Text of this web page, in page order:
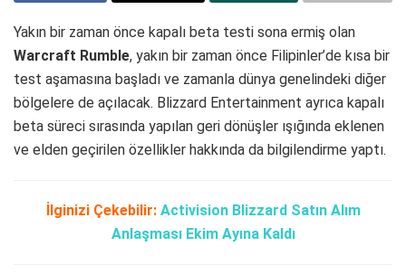
Yakın bir zaman önce kapalı beta testi sona ermiş olan
Warcraft Rumble, yakın bir zaman önce Filipinler’de kısa bir
test aşamasına başladı ve zamanla dünya genelindeki diğer
bölgelere de açılacak. Blizzard Entertainment ayrıca kapalı
beta süreci sırasında yapılan geri dönüşler ışığında eklenen
ve elden geçirilen özellikler hakkında da bilgilendirme yaptı.
İlginizi Çekebilir: Activision Blizzard Satın Alım
Anlaşması Ekim Ayına Kaldı